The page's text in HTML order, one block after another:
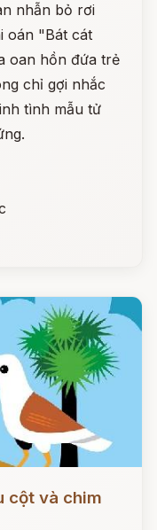
nhẫn bỏ rơi
oán "Bát cát
oan hồn đứa trẻ
chỉ gợi nhắc
tình mẫu tử
cột và chim